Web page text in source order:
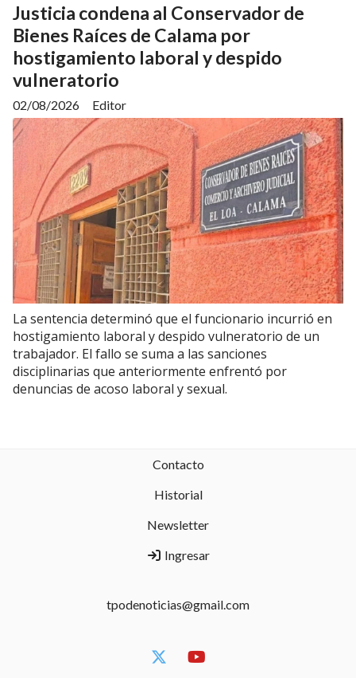
Justicia condena al Conservador de
Bienes Raíces de Calama por
hostigamiento laboral y despido
vulneratorio
Editor
02/08/2026
La sentencia determinó que el funcionario incurrió en
hostigamiento laboral y despido vulneratorio de un
trabajador. El fallo se suma a las sanciones
disciplinarias que anteriormente enfrentó por
denuncias de acoso laboral y sexual.
Contacto
Historial
Newsletter
Ingresar
tpodenoticias@gmail.com